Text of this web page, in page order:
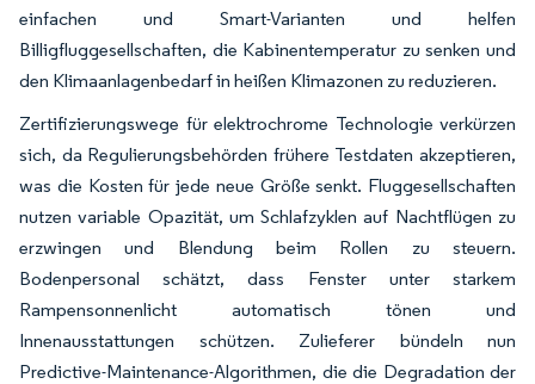
einfachen und Smart-Varianten und helfen
Billigfluggesellschaften, die Kabinentemperatur zu senken und
den Klimaanlagenbedarf in heißen Klimazonen zu reduzieren.
Zertifizierungswege für elektrochrome Technologie verkürzen
sich, da Regulierungsbehörden frühere Testdaten akzeptieren,
was die Kosten für jede neue Größe senkt. Fluggesellschaften
nutzen variable Opazität, um Schlafzyklen auf Nachtflügen zu
erzwingen und Blendung beim Rollen zu steuern.
Bodenpersonal schätzt, dass Fenster unter starkem
Rampensonnenlicht automatisch tönen und
Innenausstattungen schützen. Zulieferer bündeln nun
Predictive-Maintenance-Algorithmen, die die Degradation der